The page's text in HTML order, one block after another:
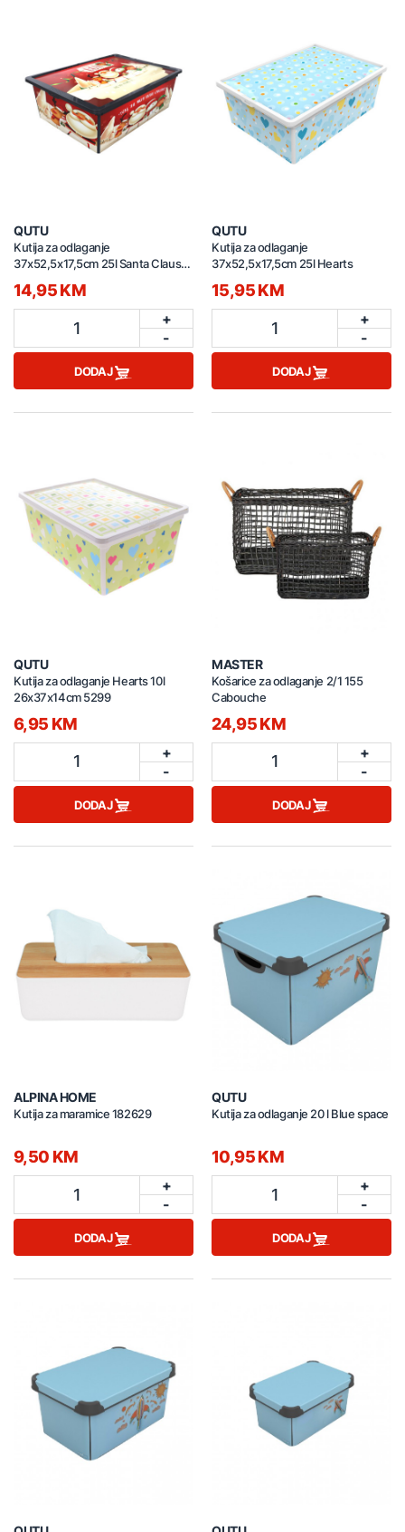
QUTU
Kutija za odlaganje
37x52,5x17,5cm 25l Santa Claus
5577
14,95 KM
1
+
-
DODAJ
QUTU
Kutija za odlaganje
37x52,5x17,5cm 25l Hearts
15,95 KM
1
+
-
DODAJ
QUTU
Kutija za odlaganje Hearts 10l
26x37x14cm 5299
6,95 KM
1
+
-
DODAJ
MASTER
Košarice za odlaganje 2/1 155
Cabouche
24,95 KM
1
+
-
DODAJ
ALPINA HOME
Kutija za maramice 182629
9,50 KM
1
+
-
DODAJ
QUTU
Kutija za odlaganje 20 l Blue space
10,95 KM
1
+
-
DODAJ